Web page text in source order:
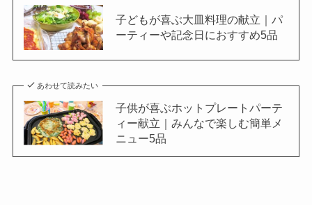
子どもが喜ぶ大皿料理の献立｜パ
ーティーや記念日におすすめ5品
あわせて読みたい
子供が喜ぶホットプレートパーテ
ィー献立｜みんなで楽しむ簡単メ
ニュー5品